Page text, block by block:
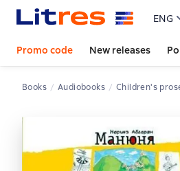
ENG
Promo code New releases
Books Audiobooks Children's